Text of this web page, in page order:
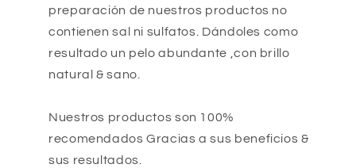
preparación de nuestros productos no
contienen sal ni sulfatos. Dándoles como
resultado un pelo abundante ,con brillo
natural & sano.
Nuestros productos son 100%
recomendados Gracias a sus beneficios &
sus resultados.